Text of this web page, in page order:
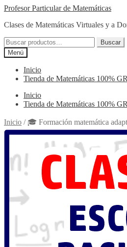
Ir
la
Ir
contenido
Profesor Particular de Matemáticas
Clases de Matemáticas Virtuales y a
Buscar
por:
Buscar
Menú
Inicio
Tienda de Matemáticas 100%
Inicio
Tienda de Matemáticas 100%
Inicio / 🎓 Formación matemática